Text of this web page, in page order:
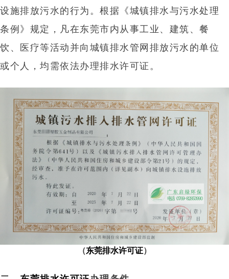
设施排放污水的行为。根据《城镇排水与污水处理
条例》规定，凡在东莞市内从事工业、建筑、餐
饮、医疗等活动并向城镇排水管网排放污水的单位
或个人，均需依法办理排水许可证。
（东莞排水许可证）